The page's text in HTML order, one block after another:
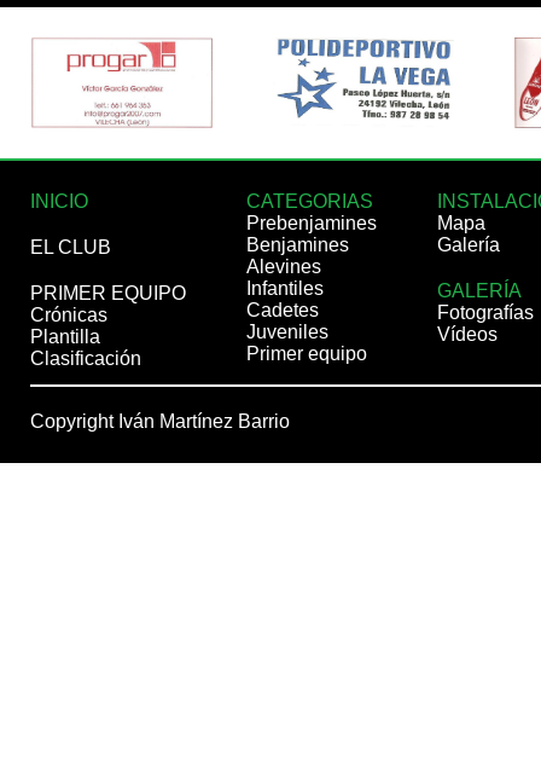
INICIO
EL CLUB
PRIMER EQUIPO
Crónicas
Plantilla
Clasificación
CATEGORIAS
Prebenjamines
Benjamines
Alevines
Infantiles
Cadetes
Juveniles
Primer equipo
Mapa
Galería
GALERÍA
Fotografías
Vídeos
Copyright Iván Martínez Barrio